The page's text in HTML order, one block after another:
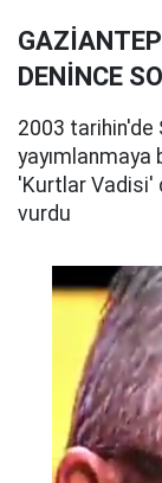
DENİNCE
2003 tarihin'de
yayımlanmaya
'Kurtlar Vadisi'
vurdu